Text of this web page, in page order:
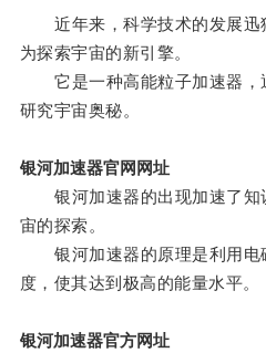
近年来，科学技术的发展迅
为探索宇宙的新引擎。
它是一种高能粒子加速器，
研究宇宙奥秘。
银河加速器官网网址
银河加速器的出现加速了知
宙的探索。
银河加速器的原理是利用电
度，使其达到极高的能量水平。
银河加速器官方网址